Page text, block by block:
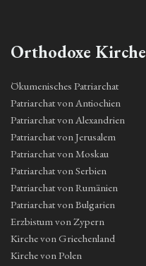
Orthodoxe Kirche
Ökumenisches Patriarchat
Patriarchat von Antiochien
Patriarchat von Alexandrien
Patriarchat von Jerusalem
Patriarchat von Moskau
Patriarchat von Serbien
Patriarchat von Rumänien
Patriarchat von Bulgarien
Erzbistum von Zypern
Kirche von Griechenland
Kirche von Polen